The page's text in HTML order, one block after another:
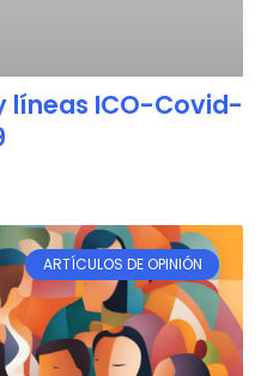
líneas ICO-Covid-
ARTÍCULOS DE OPINIÓN